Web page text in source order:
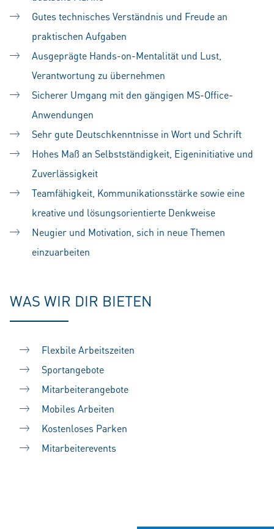
Gutes technisches Verständnis und Freude an
praktischen Aufgaben
Ausgeprägte Hands-on-Mentalität und Lust,
Verantwortung zu übernehmen
Sicherer Umgang mit den gängigen MS-Office-
Anwendungen
Sehr gute Deutschkenntnisse in Wort und Schrift
Hohes Maß an Selbstständigkeit, Eigeninitiative und
Zuverlässigkeit
Teamfähigkeit, Kommunikationsstärke sowie eine
kreative und lösungsorientierte Denkweise
Neugier und Motivation, sich in neue Themen
einzuarbeiten
WAS WIR DIR BIETEN
Flexbile Arbeitszeiten
Sportangebote
Mitarbeiterangebote
Mobiles Arbeiten
Kostenloses Parken
Mitarbeiterevents